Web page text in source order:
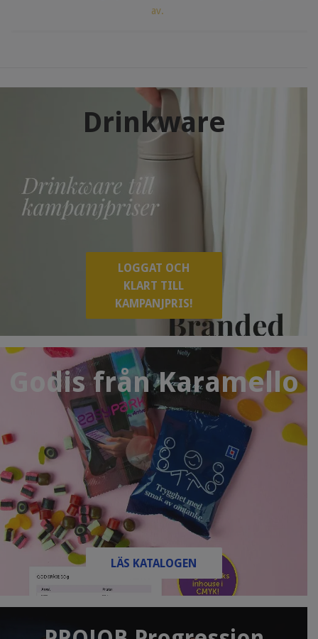
Drinkware
LOGGAT OCH
KLART TILL
KAMPANJPRIS!
Godis från Karamello
LÄS KATALOGEN
av.